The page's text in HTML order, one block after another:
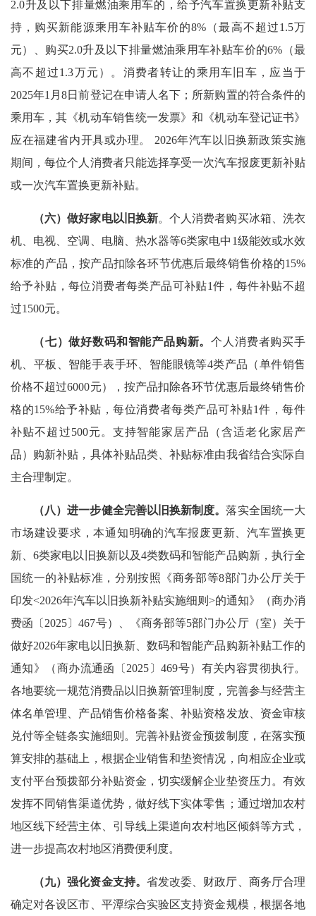
2.0升及以下排量燃油乘用车的，给予汽车置换更新补贴支
持，购买新能源乘用车补贴车价的8%（最高不超过1.5万
元）、购买2.0升及以下排量燃油乘用车补贴车价的6%（最
高不超过1.3万元）。消费者转让的乘用车旧车，应当于
2025年1月8日前登记在申请人名下；所新购置的符合条件的
乘用车，其《机动车销售统一发票》和《机动车登记证书》
应在福建省内开具或办理。 2026年汽车以旧换新政策实施
期间，每位个人消费者只能选择享受一次汽车报废更新补贴
或一次汽车置换更新补贴。
（六）做好家电以旧换新。个人消费者购买冰箱、洗衣
机、电视、空调、电脑、热水器等6类家电中1级能效或水效
标准的产品，按产品扣除各环节优惠后最终销售价格的15%
给予补贴，每位消费者每类产品可补贴1件，每件补贴不超
过1500元。
（七）做好数码和智能产品购新。个人消费者购买手
机、平板、智能手表手环、智能眼镜等4类产品（单件销售
价格不超过6000元），按产品扣除各环节优惠后最终销售价
格的15%给予补贴，每位消费者每类产品可补贴1件，每件
补贴不超过500元。支持智能家居产品（含适老化家居产
品）购新补贴，具体补贴品类、补贴标准由我省结合实际自
主合理制定。
（八）进一步健全完善以旧换新制度。落实全国统一大
市场建设要求，本通知明确的汽车报废更新、汽车置换更
新、6类家电以旧换新以及4类数码和智能产品购新，执行全
国统一的补贴标准，分别按照《商务部等8部门办公厅关于
印发<2026年汽车以旧换新补贴实施细则>的通知》（商办消
费函〔2025〕467号）、《商务部等5部门办公厅（室）关于
做好2026年家电以旧换新、数码和智能产品购新补贴工作的
通知》（商办流通函〔2025〕469号）有关内容贯彻执行。
各地要统一规范消费品以旧换新管理制度，完善参与经营主
体名单管理、产品销售价格备案、补贴资格发放、资金审核
兑付等全链条实施细则。完善补贴资金预拨制度，在落实预
算安排的基础上，根据企业销售和垫资情况，向相应企业或
支付平台预拨部分补贴资金，切实缓解企业垫资压力。有效
发挥不同销售渠道优势，做好线下实体零售；通过增加农村
地区线下经营主体、引导线上渠道向农村地区倾斜等方式，
进一步提高农村地区消费便利度。
（九）强化资金支持。 省发改委、财政厅、商务厅合理
确定对各设区市、平潭综合实验区支持资金规模，根据各地